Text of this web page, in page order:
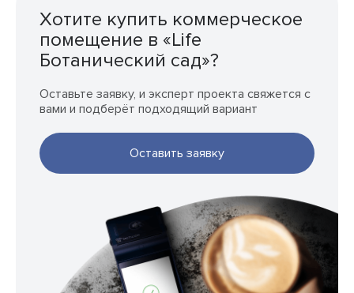
Хотите купить коммерческое
помещение в «Life
Ботанический сад»?
Оставьте заявку, и эксперт проекта свяжется с
вами и подберёт подходящий вариант
Оставить заявку